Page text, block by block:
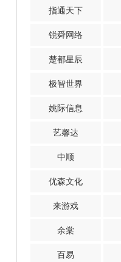
指通天下
锐舜网络
楚都星辰
极智世界
姚际信息
艺馨达
中顺
优森文化
来游戏
余棠
百易